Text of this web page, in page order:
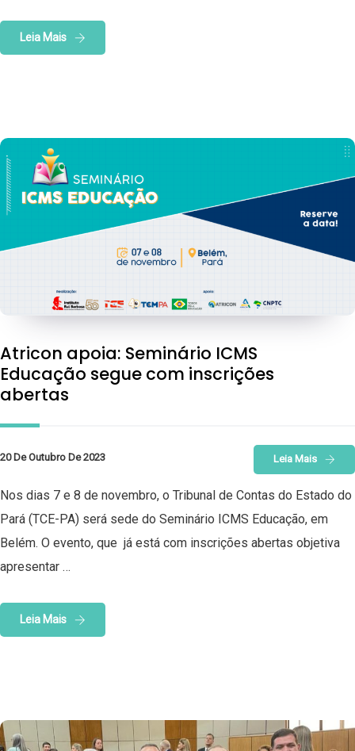
Leia Mais
Atricon apoia: Seminário ICMS
Educação segue com inscrições
abertas
20 De Outubro De 2023 Leia Mais
Nos dias 7 e 8 de novembro, o Tribunal de Contas do Estado do
Pará (TCE-PA) será sede do Seminário ICMS Educação, em
Belém. O evento, que já está com inscrições abertas objetiva
apresentar …
Leia Mais